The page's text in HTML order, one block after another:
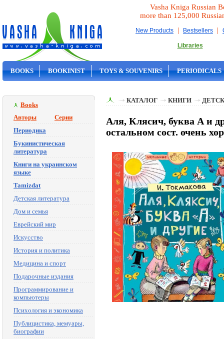
Vasha Kniga Russian
more than 125,000
New Products | Bestsellers |
Libraries
BOOKS BOOKINIST TOYS & SOUVENIRS PERIODICALS
Books
Авторы
Серии
Периодика
Букинистическая
литература
Книги на украинском
языке
Tamizdat
Детская литература
Дом и семья
Еврейский мир
Искусство
История и политика
Медицина и спорт
Подарочные издания
Программирование и
компьютеры
Психология и экономика
Публицистика, мемуары,
биографии
КАТАЛОГ КНИГИ
Аля, Клясич, буква А и
остальном сост. очень